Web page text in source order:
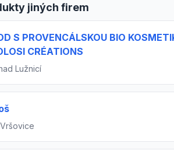
jiných firem
S PROVENCÁLSKOU BIO
CRÉATIONS
Lužnicí